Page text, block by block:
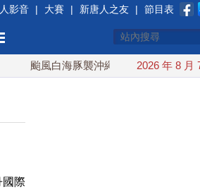
影音 | 大賽 | 新唐人之友 | 節目表
颱風白海豚襲沖繩 週末最近台灣 10日登
2026 年 8 月
國際